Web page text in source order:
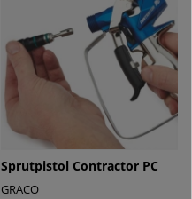
Sprutpistol Contractor PC
GRACO